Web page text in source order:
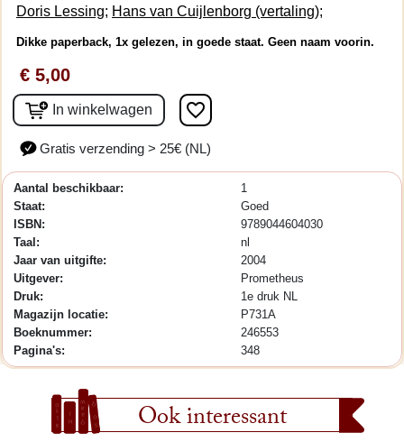
Doris Lessing; Hans van Cuijlenborg (vertaling);
Dikke paperback, 1x gelezen, in goede staat. Geen naam voorin.
€ 5,00
In winkelwagen favorite_border
Gratis verzending > 25€ (NL)
Aantal beschikbaar:
1
Staat:
Goed
ISBN:
9789044604030
Taal:
nl
Jaar van uitgifte:
2004
Uitgever:
Prometheus
Druk:
1e druk NL
Magazijn locatie:
P731A
Boeknummer:
246553
Pagina's:
348
Ook interessant